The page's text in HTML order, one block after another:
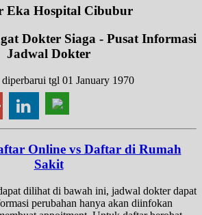
Eka Hospital Cibubur
Dokter Siaga - Pusat Informasi
Jadwal Dokter
tgl 01 January 1970
Online vs Daftar di Rumah
Sakit
dilihat di bawah ini, jadwal dokter dapat
perubahan hanya akan diinfokan